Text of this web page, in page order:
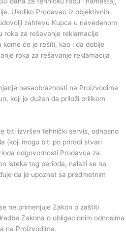
Ukoliko Prodavac iz objektivnih
zahtevu Kupca u navedenom
roka za rešavanje reklamacije
će je rešiti, kao i da dobije
roka za rešavanje reklamacija
nesaobraznosti na Proizvodima
koji je dužan da priloži prilikom
biti izvršen tehnički servis, odnosno
(koji mogu biti po prirodi stvari
odgovornosti Prodavca za
isteka tog perioda, nalazi se na
da je upoznat sa predmetnim
ne primenjuje Zakon o zaštiti
Zakona o obligacionim odnosima
na Proizvodima.